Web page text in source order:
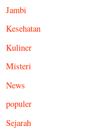
Jambi
Kesehatan
Kuliner
Misteri
News
populer
Sejarah